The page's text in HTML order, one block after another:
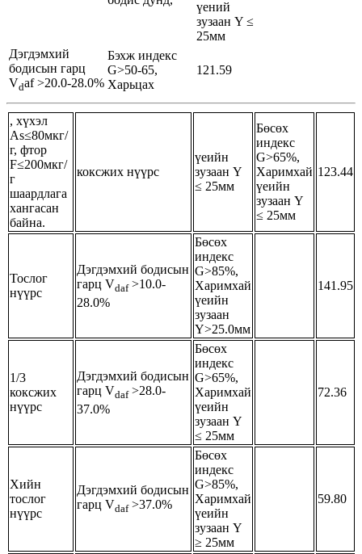
үений
зузаан Y ≤
25мм
Дэгдэмхий
бодисын гарц
Vdaf >20.0-28.0%
Бэхж индекс
G>50-65,
Харьцах
121.59
, хүхэл
As≤80мкг/
г, фтор
F≤200мкг/
г
шаардлага
хангасан
байна.
коксжих нүүрс
үеийн
зузаан Y
≤ 25мм
Бөсөх
индекс
G>65%,
Харимхай
үеийн
зузаан Y
≤ 25мм
123.44
Тослог
нүүрс
Дэгдэмхий бодисын
гарц Vdaf>10.0-
28.0%
Бөсөх
индекс
G>85%,
Харимхай
үеийн
зузаан
Y>25.0мм
141.95
1/3
коксжих
нүүрс
Дэгдэмхий бодисын
гарц Vdaf>28.0-
37.0%
Бөсөх
индекс
G>65%,
Харимхай
үеийн
зузаан Y
≤ 25мм
72.36
Хийн
тослог
нүүрс
Дэгдэмхий бодисын
гарц Vdaf>37.0%
Бөсөх
индекс
G>85%,
Харимхай
үеийн
зузаан Y
≥ 25мм
59.80